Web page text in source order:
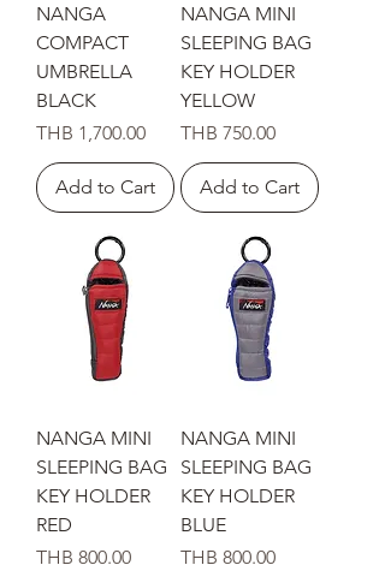
NANGA
COMPACT
UMBRELLA
BLACK
Price
THB 1,700.00
Add to Cart
NANGA MINI
SLEEPING BAG
KEY HOLDER
YELLOW
Price
THB 750.00
Add to Cart
NANGA MINI
SLEEPING BAG
KEY HOLDER
RED
Price
THB 800.00
NANGA MINI
SLEEPING BAG
KEY HOLDER
BLUE
Price
THB 800.00